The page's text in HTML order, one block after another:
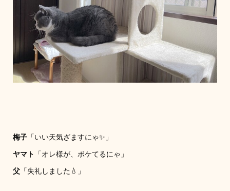
梅子「いい天気ざますにゃ✨」
ヤマト 「オレ様が、ボケてるにゃ」
父「失礼しました💧」